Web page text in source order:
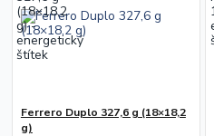
Ferrero Duplo 327,6 g (18×18,2
g)